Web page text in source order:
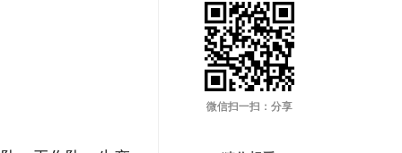
微信扫一扫：分享